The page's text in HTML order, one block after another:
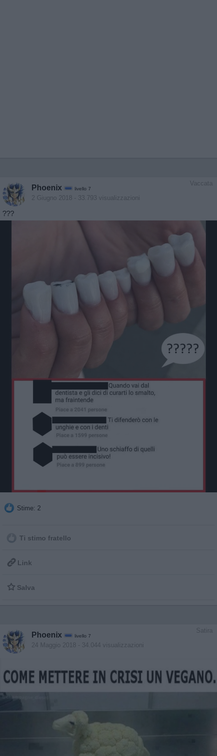
Vaccata
Phoenix livello 7
2 Giugno 2018 - 33.793 visualizzazioni
???
Stime: 2
Ti stimo fratello
 Link
 Salva
Satira
Phoenix livello 7
24 Maggio 2018 - 34.044 visualizzazioni